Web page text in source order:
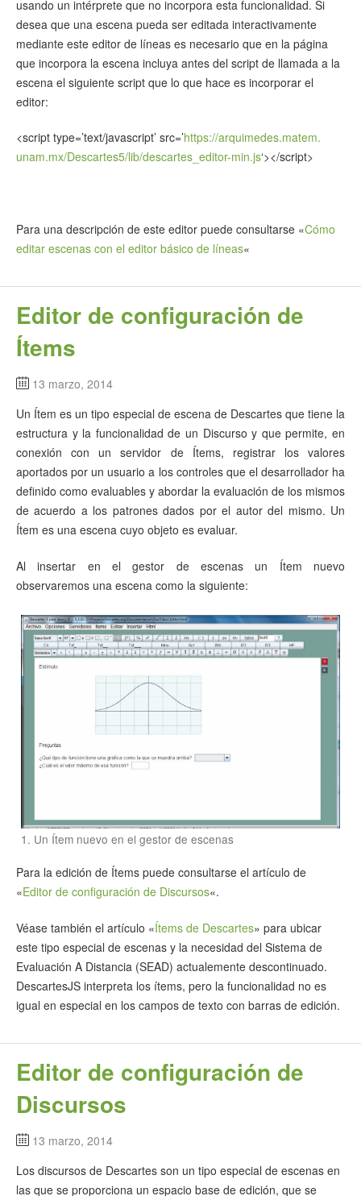
usando un intérprete que no incorpora esta funcionalidad. Si
desea que una escena pueda ser editada interactivamente
mediante este editor de líneas es necesario que en la página
que incorpora la escena incluya antes del script de llamada a la
escena el siguiente script que lo que hace es incorporar el
editor:
<script type=’text/javascript’ src=’https://arquimedes.matem.
unam.mx/Descartes5/lib/descartes_editor-min.js‘></script>
Para una descripción de este editor puede consultarse «Cómo
editar escenas con el editor básico de líneas«
Editor de configuración de
Ítems
13 marzo, 2014
Un Ítem es un tipo especial de escena de Descartes que tiene la
estructura y la funcionalidad de un Discurso y que permite, en
conexión con un servidor de Ítems, registrar los valores
aportados por un usuario a los controles que el desarrollador ha
definido como evaluables y abordar la evaluación de los mismos
de acuerdo a los patrones dados por el autor del mismo. Un
Ítem es una escena cuyo objeto es evaluar.
Al insertar en el gestor de escenas un Ítem nuevo
observaremos una escena como la siguiente:
1. Un Ítem nuevo en el gestor de escenas
Para la edición de Ítems puede consultarse el artículo de
«Editor de configuración de Discursos«.
Véase también el artículo «Ítems de Descartes» para ubicar
este tipo especial de escenas y la necesidad del Sistema de
Evaluación A Distancia (SEAD) actualemente descontinuado.
DescartesJS interpreta los ítems, pero la funcionalidad no es
igual en especial en los campos de texto con barras de edición.
Editor de configuración de
Discursos
13 marzo, 2014
Los discursos de Descartes son un tipo especial de escenas en
las que se proporciona un espacio base de edición, que se